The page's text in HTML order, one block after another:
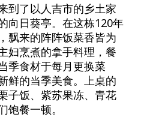
到了以人吉市的乡土家
向日葵亭。在这栋120年
飘来的阵阵饭菜香皆为
妇烹煮的拿手料理，餐
季食材于每月更换菜
鲜的当季美食。上桌的
子饭、紫苏果冻、青花
饱餐一顿。